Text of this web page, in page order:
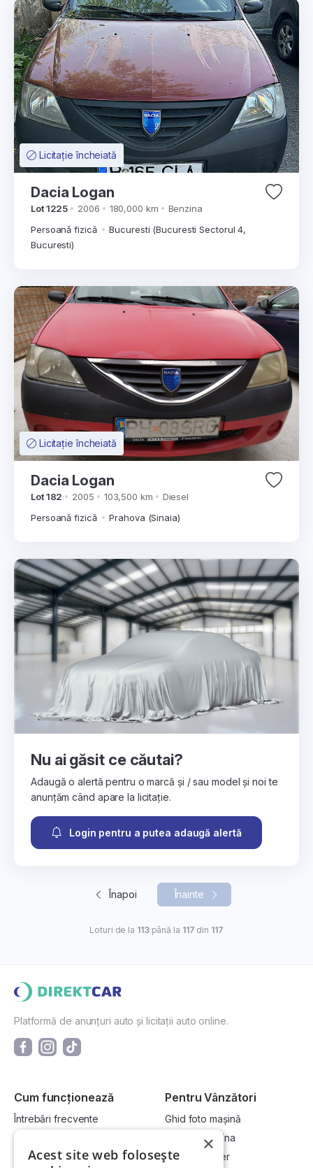
Licitație încheiată
Dacia Logan
Lot 1225 2006 180,000 km
Benzina
Persoană fizică
Bucuresti (Bucuresti Sectorul 4,
Bucuresti)
Licitație încheiată
Dacia Logan
Lot 182 2005 103,500 km
Diesel
Persoană fizică
Prahova (Sinaia)
Nu ai găsit ce căutai?
Adaugă o alertă pentru o marcă și / sau model și noi te
anunțăm când apare la licitație.
Login pentru a putea adaugă alertă
Înapoi Înainte
Loturi de la 113până la 117 din 117
Platformă de anunțuri auto și licitații auto online.
Cum funcționează
Întrebări frecvente
Cum vând la licitație?
Pentru Vânzători
Ghid foto mașină
Vinde-ți mașina
Devino dealer
×
Acest site web folosește